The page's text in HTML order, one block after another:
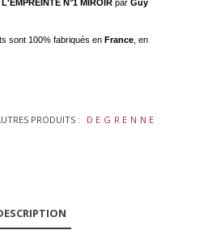
L'EMPREINTE N°1 MIROIR parGuy
sont 100% fabriqués enFrance , en
PRODUITS : DEGRENNE